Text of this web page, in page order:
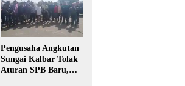
Pengusaha Angkutan
Sungai Kalbar Tolak
Aturan SPB Baru,